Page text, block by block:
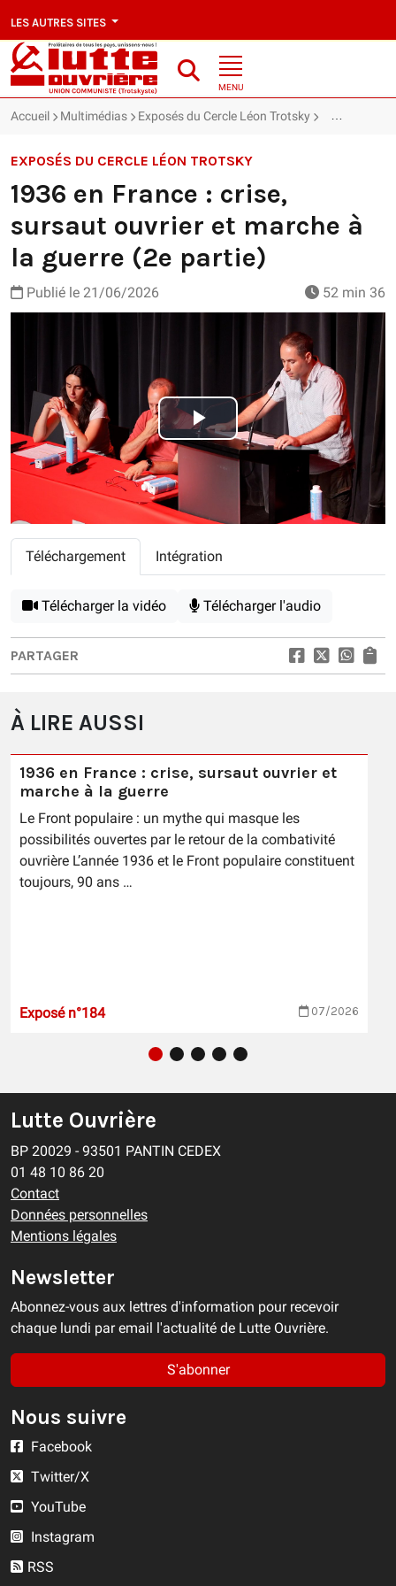
LES AUTRES SITES
MENU
Accueil Multimédias Exposés du Cercle Léon Trotsky 1936 en
EXPOSÉS DU CERCLE LÉON TROTSKY
1936 en France : crise,
sursaut ouvrier et marche à
la guerre (2e partie)
Publié le 21/06/2026 52 min 36
Play
Video
Téléchargement Intégration
Télécharger la vidéo Télécharger l'audio
PARTAGER
À LIRE AUSSI
1936 en France : crise, sursaut ouvrier et
marche à la guerre
Le Front populaire : un mythe qui masque les
possibilités ouvertes par le retour de la combativité
ouvrière L’année 1936 et le Front populaire constituent
toujours, 90 ans …
Exposé n°184 07/2026
Lutte Ouvrière
BP 20029 - 93501 PANTIN CEDEX
01 48 10 86 20
Contact
Données personnelles
Mentions légales
Newsletter
Abonnez-vous aux lettres d'information pour recevoir
chaque lundi par email l'actualité de Lutte Ouvrière.
S'abonner
Nous suivre
Facebook
Twitter/X
YouTube
Instagram
RSS